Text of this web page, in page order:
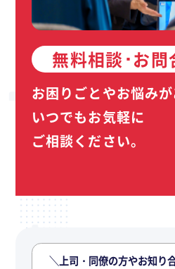
無料相談･お問
お困りごとやお悩み
いつでもお気軽に
ご相談ください。
＼上司・同僚の方やお知り